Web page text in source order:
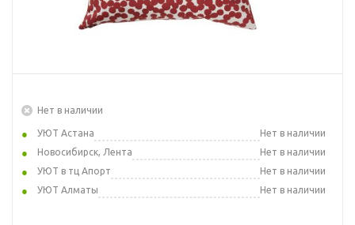
Нет в наличии
УЮТ Астана
Нет в наличии
Новосибирск, Лента
Нет в наличии
УЮТ в тц Апорт
Нет в наличии
УЮТ Алматы
Нет в наличии